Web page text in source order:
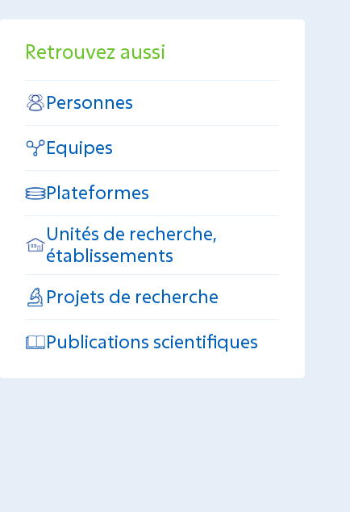
Retrouvez aussi
Personnes
Equipes
Plateformes
Unités de recherche,
établissements
Projets de recherche
Publications scientifiques